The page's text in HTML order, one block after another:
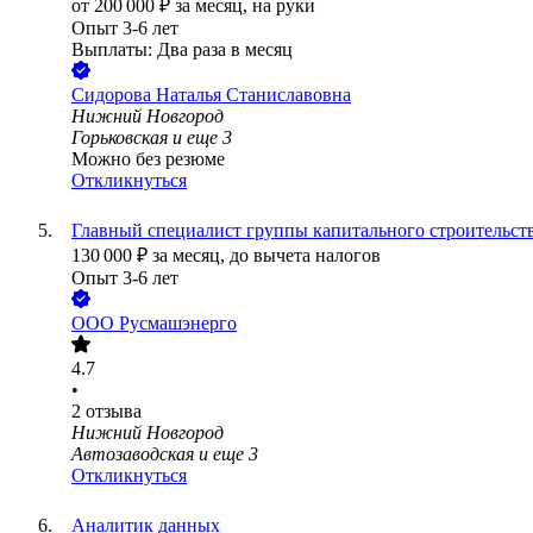
от 200 000 ₽ за месяц, на руки
Опыт 3-6 лет
Выплаты: Два раза в месяц
Сидорова Наталья Станиславовна
Нижний Новгород
Горьковская и еще 3
Можно без резюме
Откликнуться
Главный специалист группы капитального
130 000 ₽ за месяц, до вычета налогов
Опыт 3-6 лет
ООО Русмашэнерго
4.7
•
2 отзыва
Нижний Новгород
Автозаводская и еще 3
Откликнуться
Аналитик данных